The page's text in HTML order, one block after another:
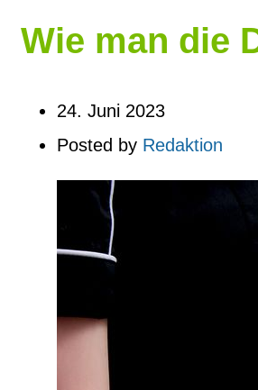
Wie man die
24. Juni 2023
Posted by Redaktion